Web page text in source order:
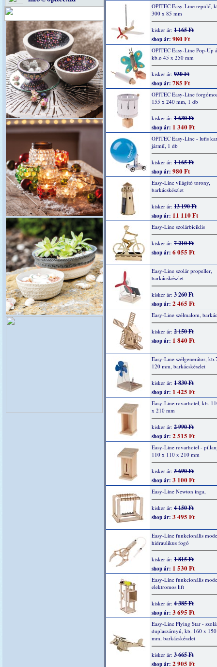
OPITEC Easy-Line repülő,
300 x 85 mm
kisker ár: 1 165 Ft
shop ár: 980 Ft
OPITEC Easy-Line Pop-Up
kb.ø 45 x 250 mm
kisker ár: 930 Ft
shop ár: 785 Ft
OPITEC Easy-Line
155 x 240 mm, 1 db
kisker ár: 1 630 Ft
shop ár: 1 340 Ft
OPITEC Easy-Line - lufis
jármű, 1 db
kisker ár: 1 165 Ft
shop ár: 980 Ft
Easy-Line világító torony,
barkácskészlet
kisker ár: 13 190 Ft
shop ár: 11 110 Ft
Easy-Line szolárbiciklis
kisker ár: 7 210 Ft
shop ár: 6 055 Ft
Easy-Line szolár propeller,
barkácskészlet
kisker ár: 3 260 Ft
shop ár: 2 465 Ft
Easy-Line szélmalom,
kisker ár: 2 150 Ft
shop ár: 1 840 Ft
Easy-Line szélgenerátor,
120 mm, barkácskészlet
kisker ár: 1 830 Ft
shop ár: 1 425 Ft
Easy-Line rovarhotel, kb.
x 210 mm
kisker ár: 2 990 Ft
shop ár: 2 515 Ft
Easy-Line rovarhotel -
110 x 110 x 210 mm
kisker ár: 3 690 Ft
shop ár: 3 100 Ft
Easy-Line Newton inga,
kisker ár: 4 150 Ft
shop ár: 3 495 Ft
Easy-Line funkcionális
hidraulikus fogó
kisker ár: 1 815 Ft
shop ár: 1 530 Ft
Easy-Line funkcionális
elektromos lift
kisker ár: 4 385 Ft
shop ár: 3 695 Ft
Easy-Line Flying Star -
duplaszárnyú, kb. 160 x
mm, barkácskészlet
kisker ár: 3 665 Ft
shop ár: 2 905 Ft